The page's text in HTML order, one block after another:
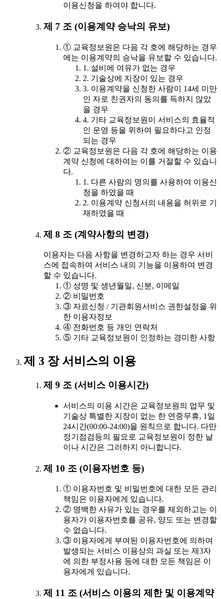
이용신청을 하여야 합니다.
제 7 조 (이용계약 승낙의 유보)
① 교육정보원은 다음 각 호에 해당하는 경우
에는 이용계약의 승낙을 유보할 수 있습니다.
1. 설비에 여유가 없는 경우
2. 기술상에 지장이 있는 경우
3. 이용계약을 신청한 사람이 14세 미만
인 자로 친권자의 동의를 득하지 않았
을 경우
4. 기타 교육정보원이 서비스의 효율적
인 운영 등을 위하여 필요하다고 인정
되는 경우
② 교육정보원은 다음 각 호에 해당하는 이용
계약 신청에 대하여는 이를 거절할 수 있습니
다.
1. 다른 사람의 명의를 사용하여 이용신
청을 하였을 때
2. 이용계약 신청서의 내용을 허위로 기
재하였을 때
제 8 조 (계약사항의 변경)
이용자는 다음 사항을 변경하고자 하는 경우 서비
스에 접속하여 서비스 내의 기능을 이용하여 변경
할 수 있습니다.
① 성명 및 생년월일, 신분, 이메일
② 비밀번호
③ 자료신청 / 기관회원서비스 권한설정을 위
한 이용자정보
④ 전화번호 등 개인 연락처
⑤ 기타 교육정보원이 인정하는 경미한 사항
제 3 장 서비스의 이용
제 9 조 (서비스 이용시간)
서비스의 이용 시간은 교육정보원의 업무 및
기술상 특별한 지장이 없는 한 연중무휴, 1일
24시간(00:00-24:00)을 원칙으로 합니다. 다만
정기점검등의 필요로 교육정보원이 정한 날
이나 시간은 그러하지 아니합니다.
제 10 조 (이용자번호 등)
① 이용자번호 및 비밀번호에 대한 모든 관리
책임은 이용자에게 있습니다.
② 명백한 사유가 있는 경우를 제외하고는 이
용자가 이용자번호를 공유, 양도 또는 변경할
수 없습니다.
③ 이용자에게 부여된 이용자번호에 의하여
발생되는 서비스 이용상의 과실 또는 제3자
에 의한 부정사용 등에 대한 모든 책임은 이
용자에게 있습니다.
제 11 조 (서비스 이용의 제한 및 이용계약